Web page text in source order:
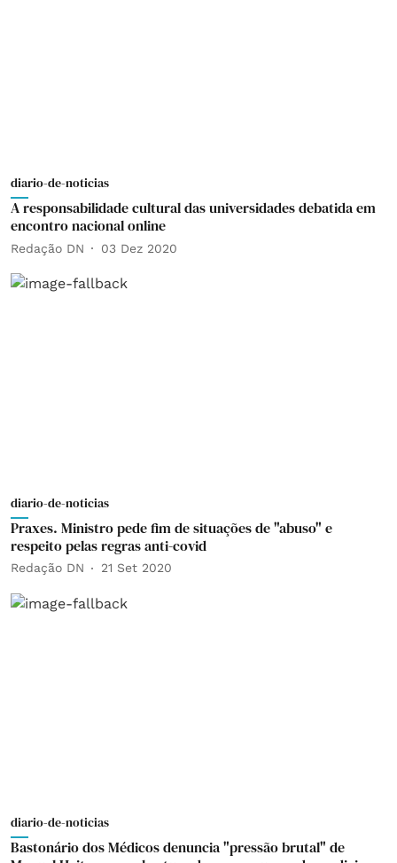
diario-de-noticias
A responsabilidade cultural das universidades debatida em
encontro nacional online
Redação DN 03 Dez 2020
diario-de-noticias
Praxes. Ministro pede fim de situações de "abuso" e
respeito pelas regras anti-covid
Redação DN 21 Set 2020
diario-de-noticias
Bastonário dos Médicos denuncia "pressão brutal" de